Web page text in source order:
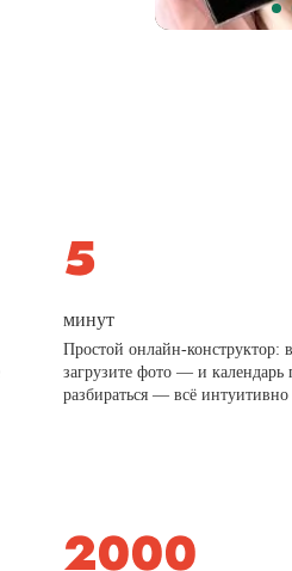
минут
Простой онлайн-конструктор:
загрузите фото — и
разбираться — всё